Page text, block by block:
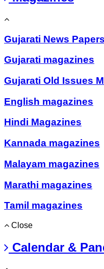
Gujarati News Papers
Gujarati magazines
Gujarati Old Issues
English magazines
Hindi Magazines
Kannada magazines
Malayam magazines
Marathi magazines
Tamil magazines
Close
Calendar &